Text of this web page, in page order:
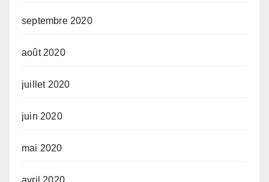
septembre 2020
août 2020
juillet 2020
juin 2020
mai 2020